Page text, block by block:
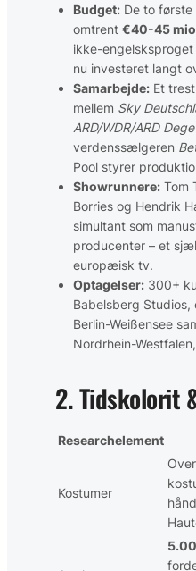
Budget: De to
omtrent €40-45
ikke-
nu investeret langt
Samarbejde: Et
mellem Sky
ARD/WDR/ARD
verdenssælgeren
Pool styrer
Showrunnere: Tom
Borries og Hendrik
simultant som
producenter – et
europæisk tv.
Optagelser: 300+
Babelsberg
Berlin-Weißensee
Nordrhein-
2. Tidskolorit
Researchelement
Kostumer
Over